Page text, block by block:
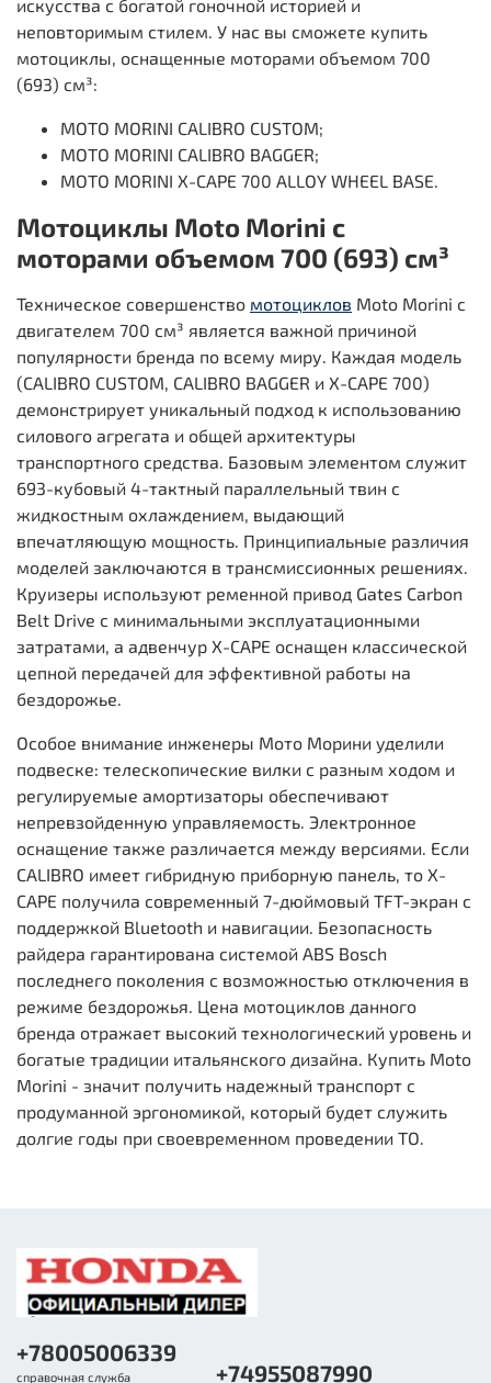
искусства с богатой гоночной историей и
неповторимым стилем. У нас вы сможете купить
мотоциклы, оснащенные моторами объемом 700
(693) см³:
MOTO MORINI CALIBRO CUSTOM;
MOTO MORINI CALIBRO BAGGER;
MOTO MORINI X-CAPE 700 ALLOY WHEEL BASE.
Мотоциклы Moto Morini с
моторами объемом 700 (693) см³
Техническое совершенство мотоциклов Moto Morini с
двигателем 700 см³ является важной причиной
популярности бренда по всему миру. Каждая модель
(CALIBRO CUSTOM, CALIBRO BAGGER и X-CAPE 700)
демонстрирует уникальный подход к использованию
силового агрегата и общей архитектуры
транспортного средства. Базовым элементом служит
693-кубовый 4-тактный параллельный твин с
жидкостным охлаждением, выдающий
впечатляющую мощность. Принципиальные различия
моделей заключаются в трансмиссионных решениях.
Круизеры используют ременной привод Gates Carbon
Belt Drive с минимальными эксплуатационными
затратами, а адвенчур X-CAPE оснащен классической
цепной передачей для эффективной работы на
бездорожье.
Особое внимание инженеры Мото Морини уделили
подвеске: телескопические вилки с разным ходом и
регулируемые амортизаторы обеспечивают
непревзойденную управляемость. Электронное
оснащение также различается между версиями. Если
CALIBRO имеет гибридную приборную панель, то X-
CAPE получила современный 7-дюймовый TFT-экран с
поддержкой Bluetooth и навигации. Безопасность
райдера гарантирована системой ABS Bosch
последнего поколения с возможностью отключения в
режиме бездорожья. Цена мотоциклов данного
бренда отражает высокий технологический уровень и
богатые традиции итальянского дизайна. Купить Moto
Morini - значит получить надежный транспорт с
продуманной эргономикой, который будет служить
долгие годы при своевременном проведении ТО.
+78005006339
справочная служба +74955087990